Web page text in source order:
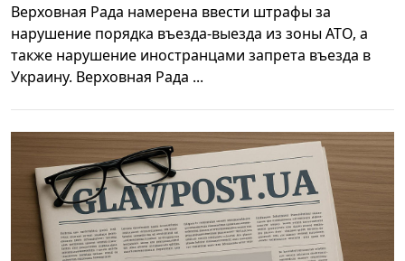
Верховная Рада намерена ввести штрафы за
нарушение порядка въезда-выезда из зоны АТО, а
также нарушение иностранцами запрета въезда в
Украину. Верховная Рада ...